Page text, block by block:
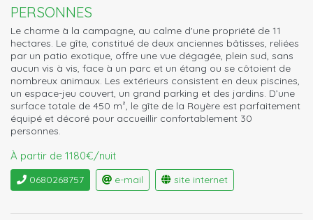
PERSONNES
Le charme à la campagne, au calme d'une propriété de 11
hectares. Le gîte, constitué de deux anciennes bâtisses, reliées
par un patio exotique, offre une vue dégagée, plein sud, sans
aucun vis à vis, face à un parc et un étang ou se côtoient de
nombreux animaux. Les extérieurs consistent en deux piscines,
un espace-jeu couvert, un grand parking et des jardins. D’une
surface totale de 450 m², le gîte de la Royère est parfaitement
équipé et décoré pour accueillir confortablement 30
personnes.
À partir de 1180€/nuit
0680268757 e-mail site internet